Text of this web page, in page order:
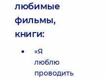
любимые
фильмы,
книги:
«Я
люблю
проводить